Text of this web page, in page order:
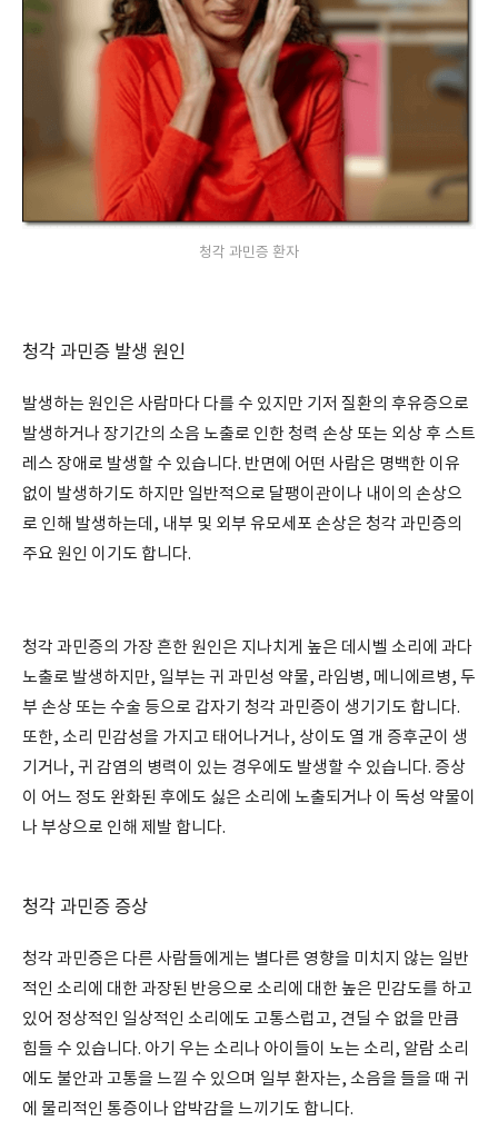
청각 과민증 환자
청각 과민증 발생 원인
발생하는 원인은 사람마다 다를 수 있지만 기저 질환의 후유증으로
발생하거나 장기간의 소음 노출로 인한 청력 손상 또는 외상 후 스트
레스 장애로 발생할 수 있습니다. 반면에 어떤 사람은 명백한 이유
없이 발생하기도 하지만 일반적으로 달팽이관이나 내이의 손상으
로 인해 발생하는데, 내부 및 외부 유모세포 손상은 청각 과민증의
주요 원인 이기도 합니다.
청각 과민증의 가장 흔한 원인은 지나치게 높은 데시벨 소리에 과다
노출로 발생하지만, 일부는 귀 과민성 약물, 라임병, 메니에르병, 두
부 손상 또는 수술 등으로 갑자기 청각 과민증이 생기기도 합니다.
또한, 소리 민감성을 가지고 태어나거나, 상이도 열 개 증후군이 생
기거나, 귀 감염의 병력이 있는 경우에도 발생할 수 있습니다. 증상
이 어느 정도 완화된 후에도 싫은 소리에 노출되거나 이 독성 약물이
나 부상으로 인해 제발 합니다.
청각 과민증 증상
청각 과민증은 다른 사람들에게는 별다른 영향을 미치지 않는 일반
적인 소리에 대한 과장된 반응으로 소리에 대한 높은 민감도를 하고
있어 정상적인 일상적인 소리에도 고통스럽고, 견딜 수 없을 만큼
힘들 수 있습니다. 아기 우는 소리나 아이들이 노는 소리, 알람 소리
에도 불안과 고통을 느낄 수 있으며 일부 환자는, 소음을 들을 때 귀
에 물리적인 통증이나 압박감을 느끼기도 합니다.